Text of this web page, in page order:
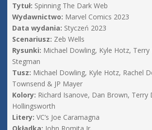
Tytuł: Spinning The Dark Web
Wydawnictwo: Marvel Comics 2023
Data wydania: Styczeń 2023
Scenariusz: Zeb Wells
Rysunki: Michael Dowling, Kyle Hotz, Terry
Stegman
Tusz: Michael Dowling, Kyle Hotz, Rachel
Townsend & JP Mayer
Kolory: Richard Isanove, Dan Brown,
Hollingsworth
Litery: VC’s Joe Caramagna